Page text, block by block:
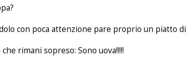
con poca attenzione pare proprio un piatto
rimani sopreso: Sono uova!!!!!